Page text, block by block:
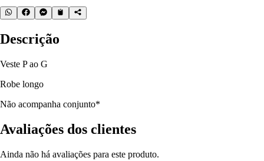
Descrição
Veste P ao G
Robe longo
Não acompanha conjunto*
Avaliações dos clientes
Ainda não há avaliações para este produto.